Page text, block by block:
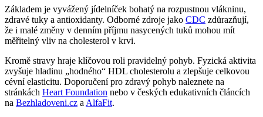
Základem je vyvážený jídelníček bohatý na rozpustnou vlákninu,
zdravé tuky a antioxidanty. Odborné zdroje jako CDC zdůrazňují,
že i malé změny v denním příjmu nasycených tuků mohou mít
měřitelný vliv na cholesterol v krvi.
Kromě stravy hraje klíčovou roli pravidelný pohyb. Fyzická aktivita
zvyšuje hladinu „hodného“ HDL cholesterolu a zlepšuje celkovou
cévní elasticitu. Doporučení pro zdravý pohyb naleznete na
stránkách Heart Foundation nebo v českých edukativních článcích
na Bezhladoveni.cz a AlfaFit.